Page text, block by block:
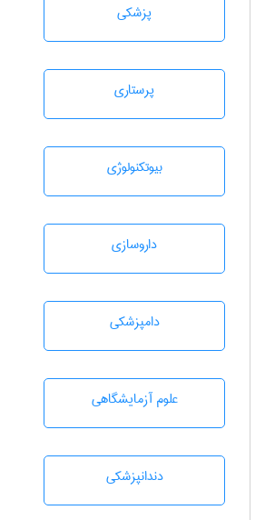
پزشكی
پرستاری
بيوتكنولوژی
داروسازی
دامپزشكی
علوم آزمايشگاهی
دندانپزشكی